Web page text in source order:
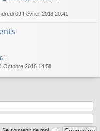
09 Février 2018 20:41
Octobre 2016 14:58